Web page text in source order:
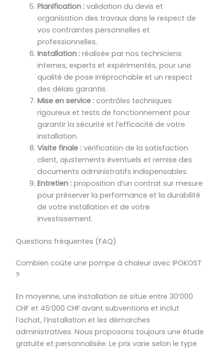
Planification :validation du devis et
organisation des travaux dans le respect de
vos contraintes personnelles et
professionnelles.
Installation :réalisée par nos techniciens
internes, experts et expérimentés, pour une
qualité de pose irréprochable et un respect
des délais garantis.
Mise en service :contrôles techniques
rigoureux et tests de fonctionnement pour
garantir la sécurité et l’efficacité de votre
installation.
Visite finale :vérification de la satisfaction
client, ajustements éventuels et remise des
documents administratifs indispensables.
Entretien :proposition d’un contrat sur mesure
pour préserver la performance et la durabilité
de votre installation et de votre
investissement.
Questions fréquentes (FAQ)
Combien coûte une pompe à chaleur avec IPOKOST
?
En moyenne, une installation se situe entre 30’000
CHF et 45’000 CHF avant subventions et inclut
l’achat, l’installation et les démarches
administratives. Nous proposons toujours une étude
gratuite et personnalisée. Le prix varie selon le type